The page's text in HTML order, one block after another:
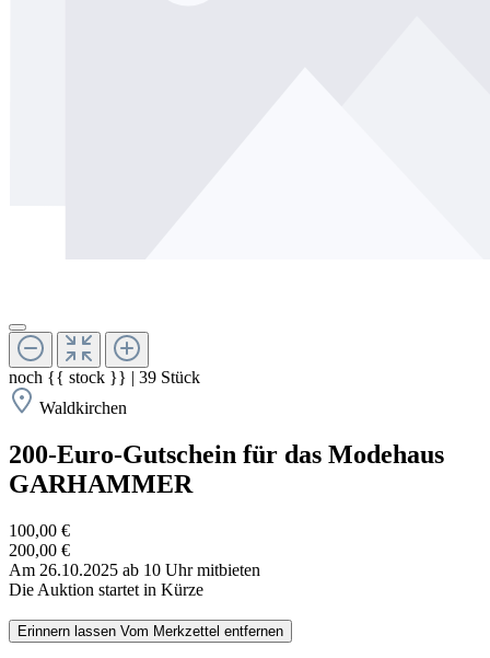
noch {{ stock }} | 39 Stück
Waldkirchen
200-Euro-Gutschein für das Modehaus
GARHAMMER
100,00 €
200,00 €
Am 26.10.2025 ab 10 Uhr mitbieten
Die Auktion startet in Kürze
Erinnern lassen Vom Merkzettel entfernen